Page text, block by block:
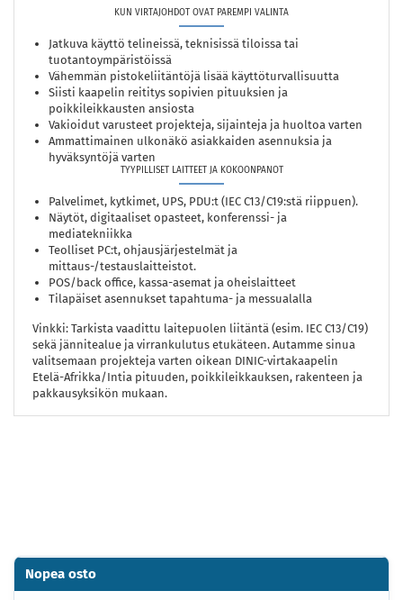
KUN VIRTAJOHDOT OVAT PAREMPI VALINTA
Jatkuva käyttö telineissä, teknisissä tiloissa tai
tuotantoympäristöissä
Vähemmän pistokeliitäntöjä lisää käyttöturvallisuutta
Siisti kaapelin reititys sopivien pituuksien ja
poikkileikkausten ansiosta
Vakioidut varusteet projekteja, sijainteja ja huoltoa varten
Ammattimainen ulkonäkö asiakkaiden asennuksia ja
hyväksyntöjä varten
TYYPILLISET LAITTEET JA KOKOONPANOT
Palvelimet, kytkimet, UPS, PDU:t (IEC C13/C19:stä riippuen).
Näytöt, digitaaliset opasteet, konferenssi- ja
mediatekniikka
Teolliset PC:t, ohjausjärjestelmät ja
mittaus-/testauslaitteistot.
POS/back office, kassa-asemat ja oheislaitteet
Tilapäiset asennukset tapahtuma- ja messualalla
Vinkki: Tarkista vaadittu laitepuolen liitäntä (esim. IEC C13/C19)
sekä jännitealue ja virrankulutus etukäteen. Autamme sinua
valitsemaan projekteja varten oikean DINIC-virtakaapelin
Etelä-Afrikka/Intia pituuden, poikkileikkauksen, rakenteen ja
pakkausyksikön mukaan.
Nopea osto